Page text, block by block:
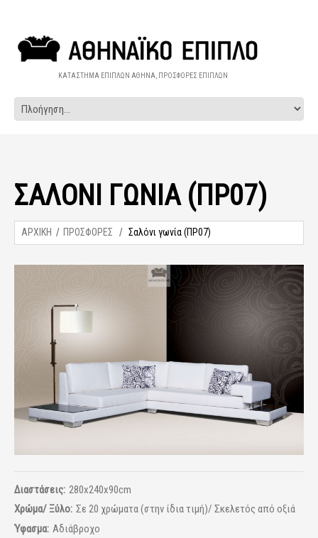
ΚΑΤΑΣΤΗΜΑ ΕΠΙΠΛΩΝ ΑΘΗΝΑ, ΠΡΟΣΦΟΡΕΣ ΕΠΙΠΛΩΝ
ΣΑΛΌΝΙ ΓΩΝΊΑ (ΠΡ07)
ΑΡΧΙΚΗ ΠΡΟΣΦΟΡΕΣ Σαλόνι γωνία (ΠΡ07)
Διαστάσεις: 280x240x90cm
Χρώμα/ Ξύλο: Σε 20 χρώματα (στην ίδια τιμή)/ Σκελετός από οξιά
Ύφασμα: Αδιάβροχο